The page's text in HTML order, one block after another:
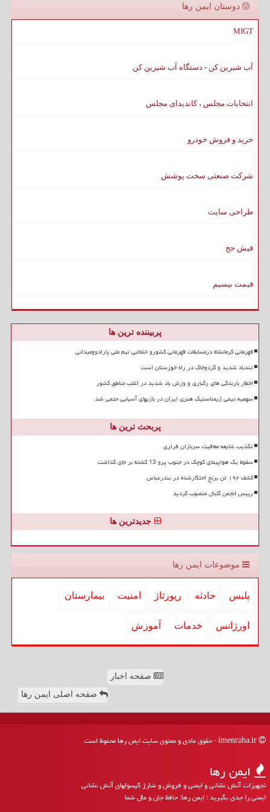
دوستان ایمن رها
MIGT
آب شیرین کن - دستگاه آب شیرین کن
انتخابات مجلس ، کاندیدای مجلس
خرید و فروش خودرو
شرکت صنعتی سخت پوشش
طراحی سایت
فیش حج
قیمت بیسیم
پربیننده ترین ها
قهرمانی کرمانشاه درمسابقات قهرمانی کشورو انتخابی تیم ملی پارادوومیدانی
تندباد شدید و گردوخاک در راه خوزستان است
اخطار بارندگی های رگباری و وزش باد شدید در اغلب مناطق کشور
سهمیه تیمی ژیمناستیک هنری ایران در بازیهای آسیایی حتمی شد
پربحث ترین ها
تکذیب شایعه معافیت سربازان فراری
سقوط یک هواپیمای کوچک در جنوب پرو 13 کشته بر جای گذاشت
کشف ۱۹۲ تن برنج احتکارشده در بندرعباس
رییس انجمن گلبال منصوب گردید
جدیدترین ها
موضوعات ایمن رها
پلیس حادثه رپورتاژ امنیت بیمارستان
اورژانس خدمات آموزش
صفحه اخبار
صفحه اصلی ایمن رها
ایمن رها
تجهیزات آتش نشانی و ایمنی و فروش و شارژ کپسولهای آتش نشانی
ایمنی را جدی بگیرید ؛ ایمن رها: حافظ جان و مال شما